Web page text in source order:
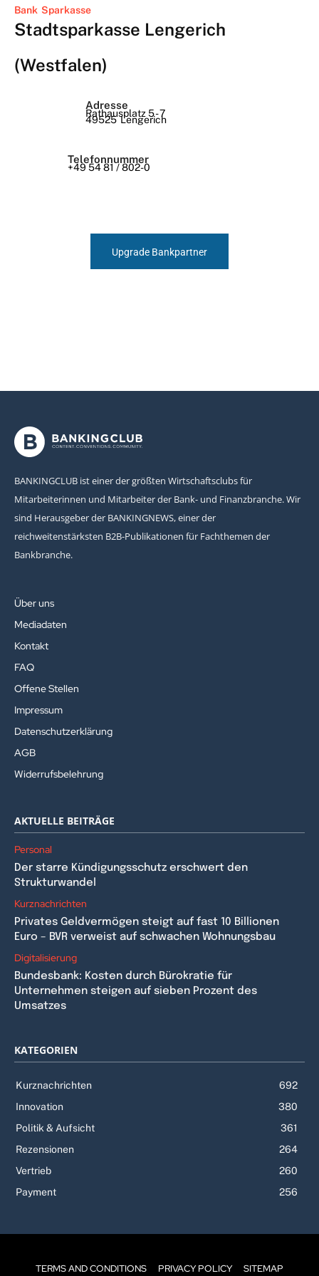
Bank Sparkasse
Stadtsparkasse Lengerich
(Westfalen)
Adresse
Rathausplatz 5 - 7
49525 Lengerich
Telefonnummer
+49 54 81 / 802-0
Upgrade Bankpartner
BANKINGCLUB ist einer der größten Wirtschaftsclubs für
Mitarbeiterinnen und Mitarbeiter der Bank- und Finanzbranche. Wir
sind Herausgeber der BANKINGNEWS, einer der
reichweitenstärksten B2B-Publikationen für Fachthemen der
Bankbranche.
Über uns
Mediadaten
Kontakt
FAQ
Offene Stellen
Impressum
Datenschutzerklärung
AGB
Widerrufsbelehrung
AKTUELLE BEITRÄGE
Personal
Der starre Kündigungsschutz erschwert den
Strukturwandel
Kurznachrichten
Privates Geldvermögen steigt auf fast 10 Billionen
Euro – BVR verweist auf schwachen Wohnungsbau
Digitalisierung
Bundesbank: Kosten durch Bürokratie für
Unternehmen steigen auf sieben Prozent des
Umsatzes
KATEGORIEN
Kurznachrichten
692
Innovation
380
Politik & Aufsicht
361
Rezensionen
264
Vertrieb
260
Payment
256
TERMS AND CONDITIONS PRIVACY POLICY SITEMAP